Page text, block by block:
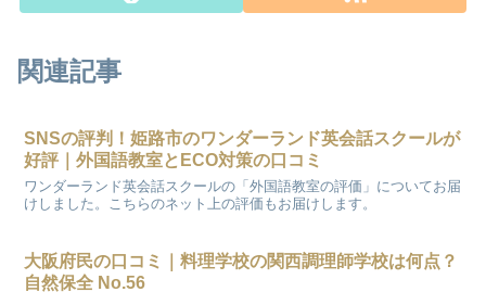
関連記事
SNSの評判！姫路市のワンダーランド英会話スクールが
好評｜外国語教室とECO対策の口コミ
ワンダーランド英会話スクールの「外国語教室の評価」についてお届
けしました。こちらのネット上の評価もお届けします。
大阪府民の口コミ｜料理学校の関西調理師学校は何点？
自然保全 No.56